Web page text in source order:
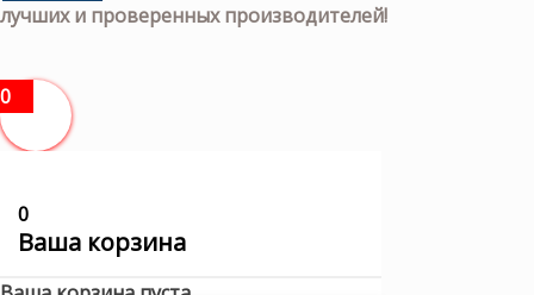
лучших и проверенных производителей!
0
0
Ваша корзина